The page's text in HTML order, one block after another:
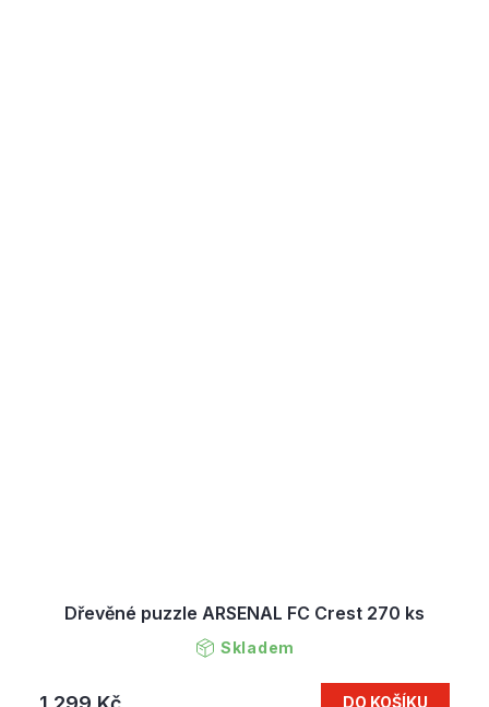
Dřevěné puzzle ARSENAL FC Crest 270 ks
Skladem
DO KOŠÍKU